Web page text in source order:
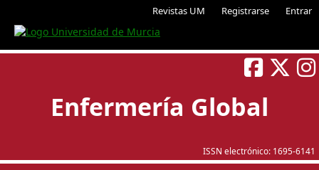
Revistas UM Registrarse Entrar
ISSN electrónico: 1695-6141
Enfermería Global